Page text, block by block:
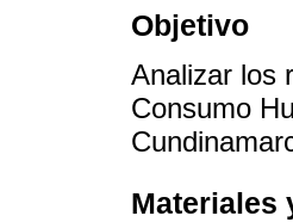
Objetivo
Analizar los
Consumo
Materiales